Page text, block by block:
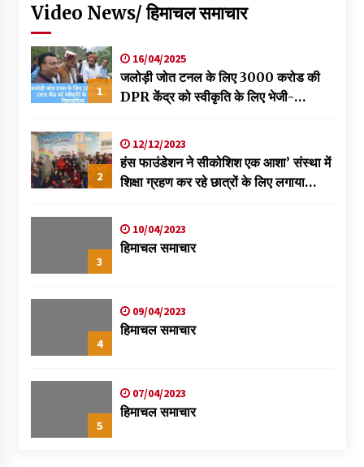
Video News/ हिमाचल समाचार
1
16/04/2025
जलोड़ी जोत टनल के लिए 3000 करोड की
DPR केंद्र को स्वीकृति के लिए भेजी-
2
12/12/2023
हंस फाउंडेशन ने सीकोशिश एक आशा’ संस्था में
शिक्षा ग्रहण कर रहे छात्रों के लिए लगाया
3
10/04/2023
हिमाचल समाचार
4
09/04/2023
हिमाचल समाचार
5
07/04/2023
हिमाचल समाचार